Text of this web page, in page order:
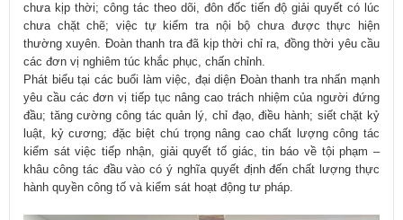
chưa kịp thời; công tác theo dõi, đôn đốc tiến độ giải quyết có lúc
chưa chặt chẽ; việc tự kiểm tra nội bộ chưa được thực hiện
thường xuyên. Đoàn thanh tra đã kịp thời chỉ ra, đồng thời yêu cầu
các đơn vị nghiêm túc khắc phục, chấn chỉnh.
Phát biểu tại các buổi làm việc, đại diện Đoàn thanh tra nhấn mạnh
yêu cầu các đơn vị tiếp tục nâng cao trách nhiệm của người đứng
đầu; tăng cường công tác quản lý, chỉ đạo, điều hành; siết chặt kỷ
luật, kỷ cương; đặc biệt chú trọng nâng cao chất lượng công tác
kiểm sát việc tiếp nhận, giải quyết tố giác, tin báo về tội phạm –
khâu công tác đầu vào có ý nghĩa quyết định đến chất lượng thực
hành quyền công tố và kiểm sát hoạt động tư pháp.